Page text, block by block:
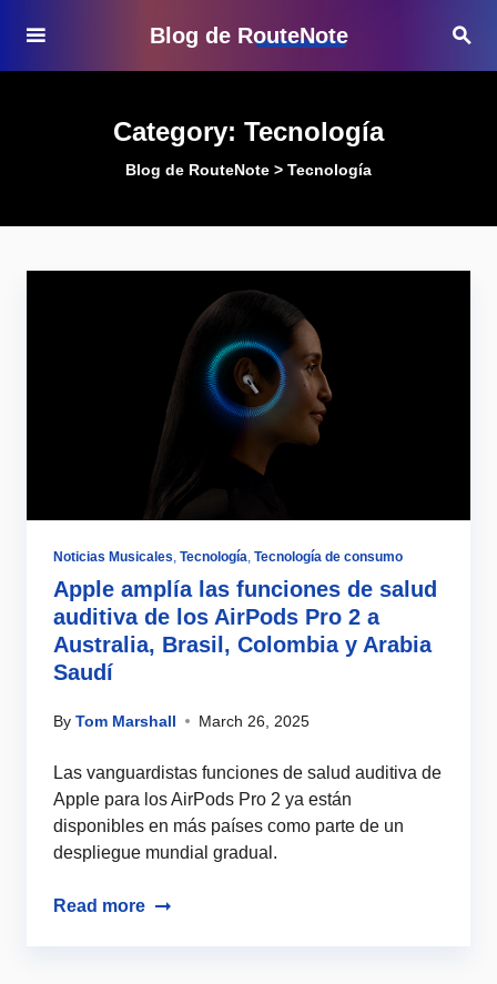
Blog de RouteNote
Category: Tecnología
Blog de RouteNote > Tecnología
Noticias Musicales, Tecnología, Tecnología de consumo
Apple amplía las funciones de salud
auditiva de los AirPods Pro 2 a
Australia, Brasil, Colombia y Arabia
Saudí
By Tom Marshall March 26, 2025
Las vanguardistas funciones de salud auditiva de
Apple para los AirPods Pro 2 ya están
disponibles en más países como parte de un
despliegue mundial gradual.
Read more